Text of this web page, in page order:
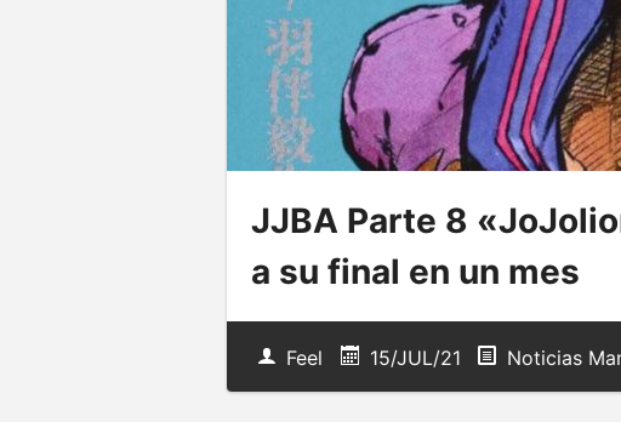
JJBA Parte 8
a su final en un mes
Feel 15/JUL/21 Noticias